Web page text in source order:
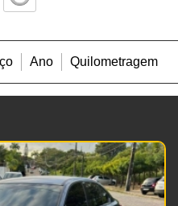
Ano Quilometragem